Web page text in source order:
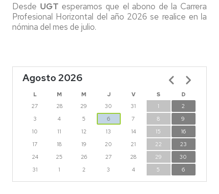
Desde UGT esperamos que el abono de la Carrera
Profesional Horizontal del año 2026 se realice en la
nómina del mes de julio.
Agosto 2026
L M M J V S
D
27
28 29 30 31 1
2
3
4 5 6 7 8
9
10
11 12 13 14 15
16
17
18 19 20 21 22
23
24
25 26 27 28 29
30
31
1 2 3 4 5 6
Paginación